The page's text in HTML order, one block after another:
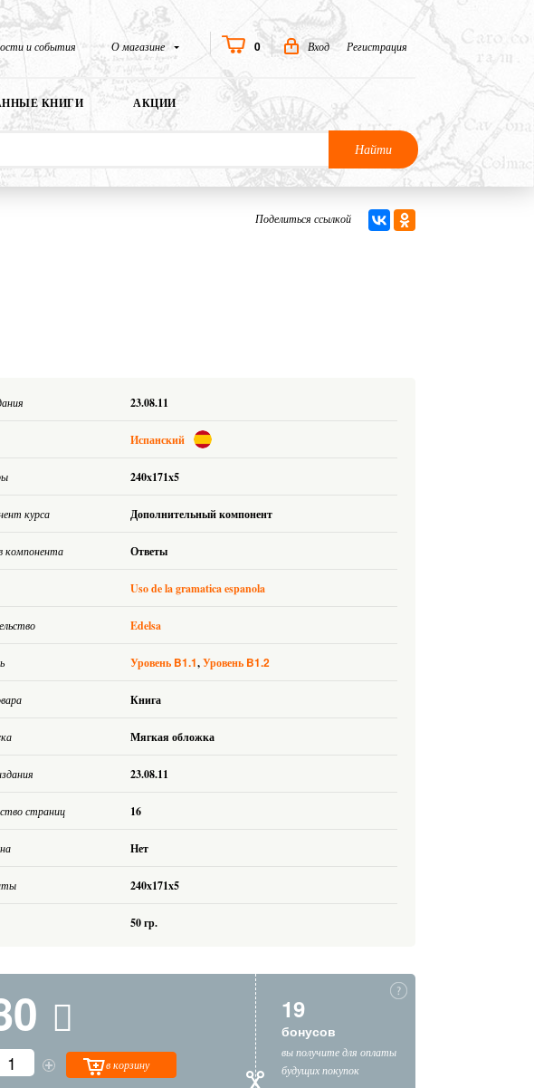
и события О магазине 0 Вход Регистрация
КНИГИ АКЦИИ
Найти
Поделиться ссылкой
23.08.11
Испанский
240x171x5
курса Дополнительный компонент
компонента Ответы
Uso de la gramatica espanola
Edelsa
Уровень B1.1 Уровень B1.2
Книга
Мягкая обложка
23.08.11
страниц 16
Нет
240x171x5
50 гр.
в корзину
19
бонусов
вы получите для оплаты
будущих покупок